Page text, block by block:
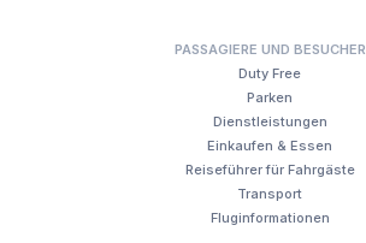
PASSAGIERE UND BESUCHER
Duty Free
Parken
Dienstleistungen
Einkaufen & Essen
Reiseführer für Fahrgäste
Transport
Fluginformationen